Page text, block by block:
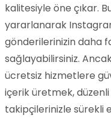
kalitesiyle öne çıkar.
yararlanarak
gönderilerinizin daha
sağlayabilirsiniz.
ücretsiz hizmetlere
içerik üretmek,
takipçilerinizle sürekli